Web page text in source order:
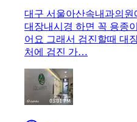
대구 서울아산속내과의
대장내시경 하면 꼭 용종
어요 그래서 검진할때 대
처에 검진 가…